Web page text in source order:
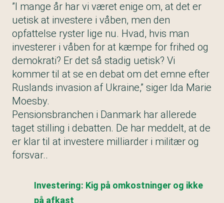
”I mange år har vi været enige om, at det er
uetisk at investere i våben, men den
opfattelse ryster lige nu. Hvad, hvis man
investerer i våben for at kæmpe for frihed og
demokrati? Er det så stadig uetisk? Vi
kommer til at se en debat om det emne efter
Ruslands invasion af Ukraine,” siger Ida Marie
Moesby.
Pensionsbranchen i Danmark har allerede
taget stilling i debatten. De har meddelt, at de
er klar til at investere milliarder i militær og
forsvar..
Investering: Kig på omkostninger og ikke
på afkast